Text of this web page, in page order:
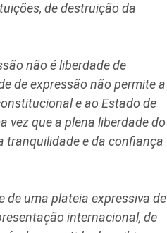
de destruição da
não é liberdade de
de expressão não permite a
e ao Estado de
vez que a plena liberdade do
tranquilidade e da confiança
de uma plateia expressiva de
internacional, de